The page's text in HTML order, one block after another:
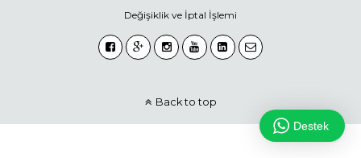
Değişiklik ve İptal İşlemi
Back to top
Destek